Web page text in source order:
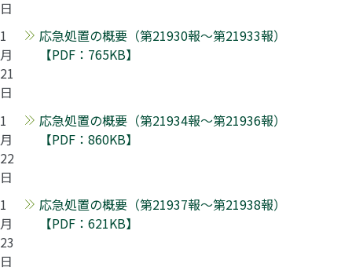
日
1
月
21
日
応急処置の概要（第21930報～第21933報）
【PDF：765KB】
1
月
22
日
応急処置の概要（第21934報～第21936報）
【PDF：860KB】
1
月
23
日
応急処置の概要（第21937報～第21938報）
【PDF：621KB】